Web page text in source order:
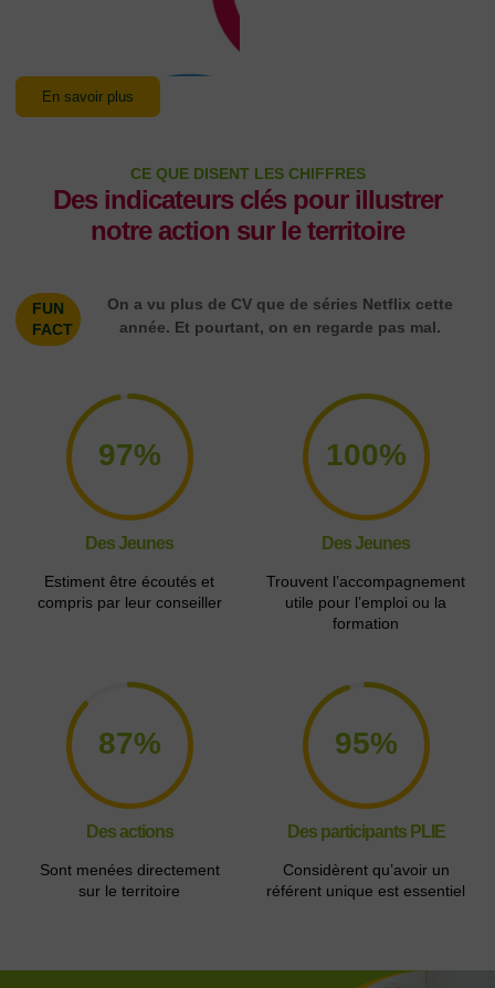
En savoir plus
CE QUE DISENT LES CHIFFRES
Des indicateurs clés pour illustrer
notre action sur le territoire
FUN
FACT
On a vu plus de CV que de séries Netflix cette
année. Et pourtant, on en regarde pas mal.
97%
Des Jeunes
Estiment être écoutés et
compris par leur conseiller
100%
Des Jeunes
Trouvent l’accompagnement
utile pour l’emploi ou la
formation
87%
Des actions
Sont menées directement
sur le territoire
95%
Des participants PLIE
Considèrent qu’avoir un
référent unique est essentiel